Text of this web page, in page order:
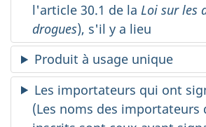
l'article 30.1 de la Loi sur les
drogues), s'il y a lieu
Produit à usage unique
Les importateurs qui ont
(Les noms des importateurs